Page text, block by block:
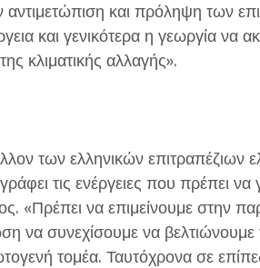
αντιμετώπιση και πρόληψη των
και γενικότερα η γεωργία να
κλιματικής αλλαγής».
των ελληνικών επιτραπέζιων
τις ενέργειες που πρέπει να
«Πρέπει να επιμείνουμε στην
να συνεχίσουμε να βελτιώνουμε
τομέα. Ταυτόχρονα σε